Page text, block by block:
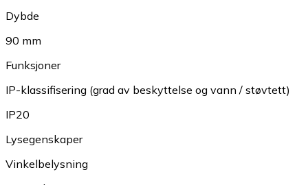
Dybde
90 mm
Funksjoner
IP-klassifisering (grad av beskyttelse og vann / støvtett)
IP20
Lysegenskaper
Vinkelbelysning